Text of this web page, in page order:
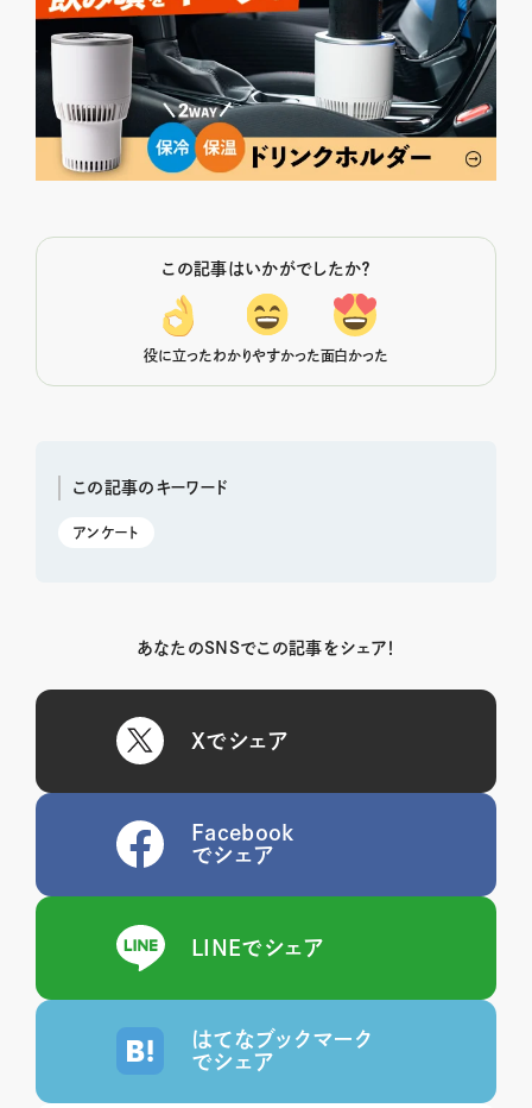
この記事はいかがでしたか？
役に立ったわかりやすかった面白かった
この記事のキーワード
アンケート
あなたのSNSでこの記事をシェア！
Xでシェア
Facebook
でシェア
LINEでシェア
はてなブックマーク
でシェア